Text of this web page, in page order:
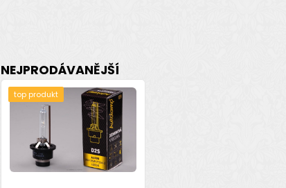
NEJPRODÁVANĚJŠÍ
top produkt